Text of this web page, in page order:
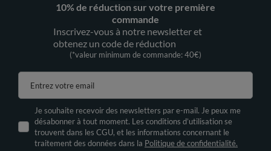
10% de réduction sur votre première
commande
Inscrivez-vous à notre newsletter et
obtenez un code de réduction
(*valeur minimum de commande: 40€)
Entrez votre email
Je souhaite recevoir des newsletters par e-mail. Je peux me
désabonner à tout moment. Les conditions d’utilisation se
trouvent dans les CGU, et les informations concernant le
traitement des données dans la Politique de confidentialité.